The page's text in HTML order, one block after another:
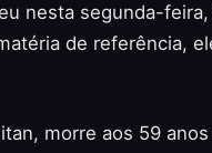
nesta segunda-
de referência,